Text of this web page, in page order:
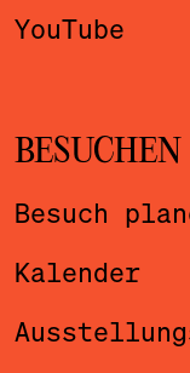
YouTube
BESUCHEN
Besuch
Kalender